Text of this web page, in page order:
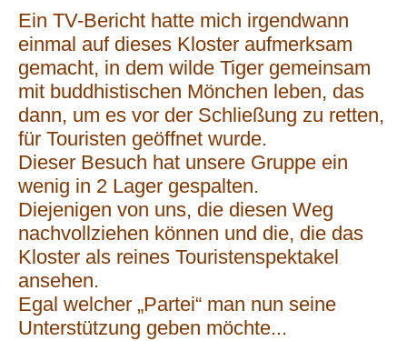
Ein TV-Bericht hatte mich irgendwann
einmal auf dieses Kloster aufmerksam
gemacht, in dem wilde Tiger gemeinsam
mit buddhistischen Mönchen leben, das
dann, um es vor der Schließung zu retten,
für Touristen geöffnet wurde.
Dieser Besuch hat unsere Gruppe ein
wenig in 2 Lager gespalten.
Diejenigen von uns, die diesen Weg
nachvollziehen können und die, die das
Kloster als reines Touristenspektakel
ansehen.
Egal welcher „Partei“ man nun seine
Unterstützung geben möchte...